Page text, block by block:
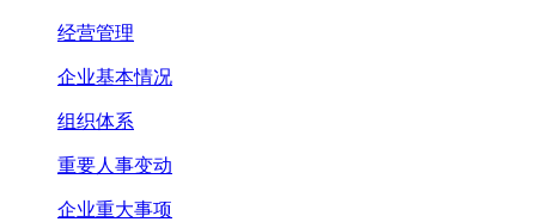
经营管理
企业基本情况
组织体系
重要人事变动
企业重大事项